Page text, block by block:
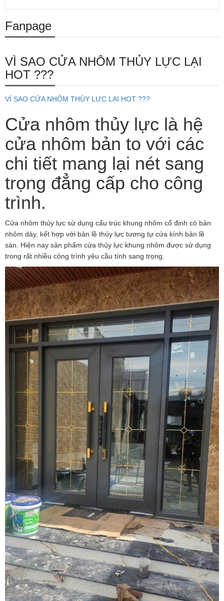
Fanpage
VÌ SAO CỬA NHÔM THỦY LỰC LẠI
HOT ???
VÍ SAO CỬA NHÔM THỦY LỰC LẠI HOT ???
Cửa nhôm thủy lực là hệ
cửa nhôm bản to với các
chi tiết mang lại nét sang
trọng đẳng cấp cho công
trình.
Cửa nhôm thủy lực sử dụng cấu trúc khung nhôm cố định có bản
nhôm dày, kết hợp với bản lề thủy lực tương tự cửa kính bản lề
sàn. Hiện nay sản phẩm cửa thủy lực khung nhôm được sử dụng
trong rất nhiều công trình yêu cầu tính sang trọng.